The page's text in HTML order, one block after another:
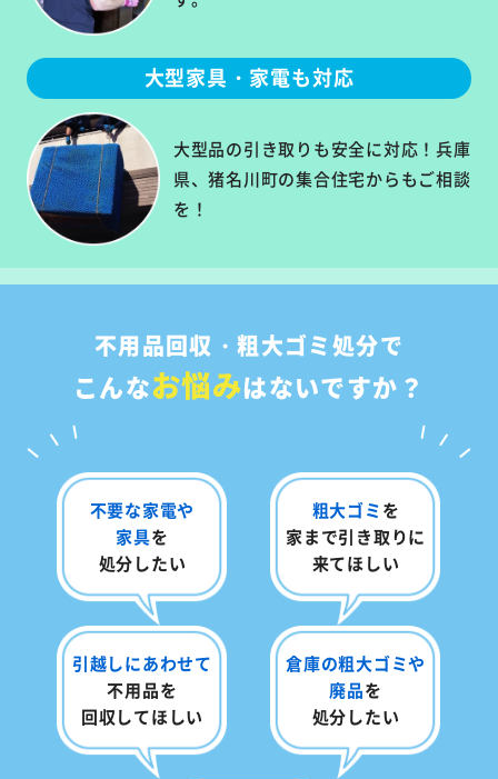
大型家具・家電も対応
大型品の引き取りも安全に対応！兵庫
県、猪名川町の集合住宅からもご相談
を！
不用品回収・粗大ゴミ処分で
こんなお悩みはないですか？
不要な家電や
家具を
処分したい
粗大ゴミを
家まで引き取りに
来てほしい
引越しにあわせて
不用品を
回収してほしい
倉庫の粗大ゴミや
廃品を
処分したい